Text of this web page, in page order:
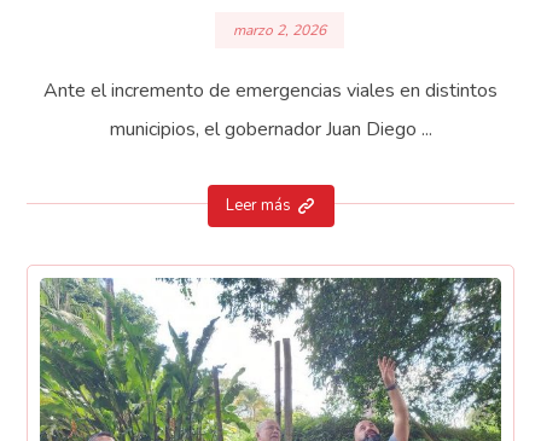
marzo 2, 2026
Ante el incremento de emergencias viales en distintos
municipios, el gobernador Juan Diego ...
Leer más